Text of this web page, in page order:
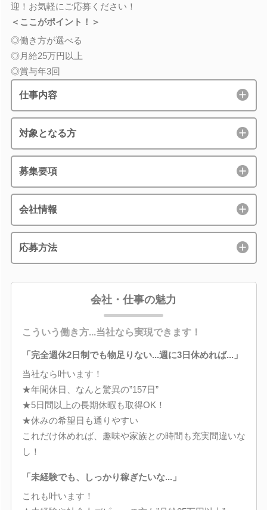
迎！お気軽にご応募ください！
＜ここがポイント！＞
◎働き方が選べる
◎月給25万円以上
◎賞与年3回
仕事内容
対象となる方
募集要項
会社情報
応募方法
会社・仕事の魅力
こういう働き方...当社なら実現できます！
「完全週休2日制でも物足りない...週に3日休めれば...」
当社なら叶います！
★年間休日、なんと驚異の”157日”
★5日間以上の長期休暇も取得OK！
★休みの希望日も通りやすい
これだけ休めれば、趣味や家族との時間も充実間違いな
し！
「未経験でも、しっかり稼ぎたいな...」
これも叶います！